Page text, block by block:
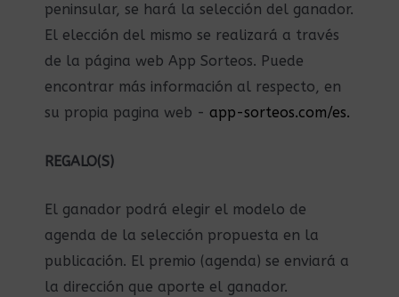
peninsular, se hará la selección del ganador.
El elección del mismo se realizará a través
de la página web App Sorteos. Puede
encontrar más información al respecto, en
su propia pagina web - app-sorteos.com/es.
REGALO(S)
El ganador podrá elegir el modelo de
agenda de la selección propuesta en la
publicación. El premio (agenda) se enviará a
la dirección que aporte el ganador.